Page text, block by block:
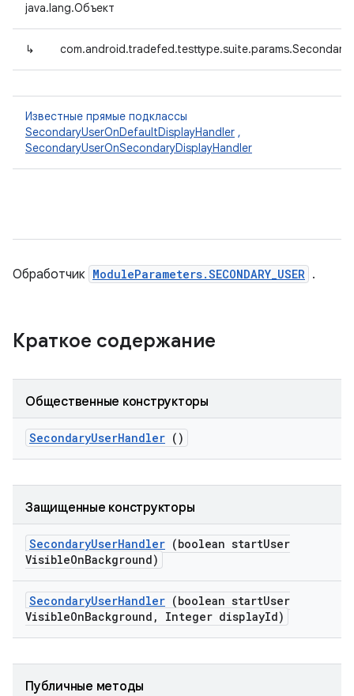
java.lang.Объект
↳
Известные прямые подклассы
SecondaryUserOnDefaultDisplayHandler ,
SecondaryUserOnSecondaryDisplayHandler
Обработчик ModuleParameters.SECONDARY_USER .
Краткое содержание
Общественные конструкторы
SecondaryUserHandler ()
Защищенные конструкторы
SecondaryUserHandler (boolean startUser
VisibleOnBackground)
SecondaryUserHandler (boolean startUser
VisibleOnBackground , Integer displayId)
Публичные методы